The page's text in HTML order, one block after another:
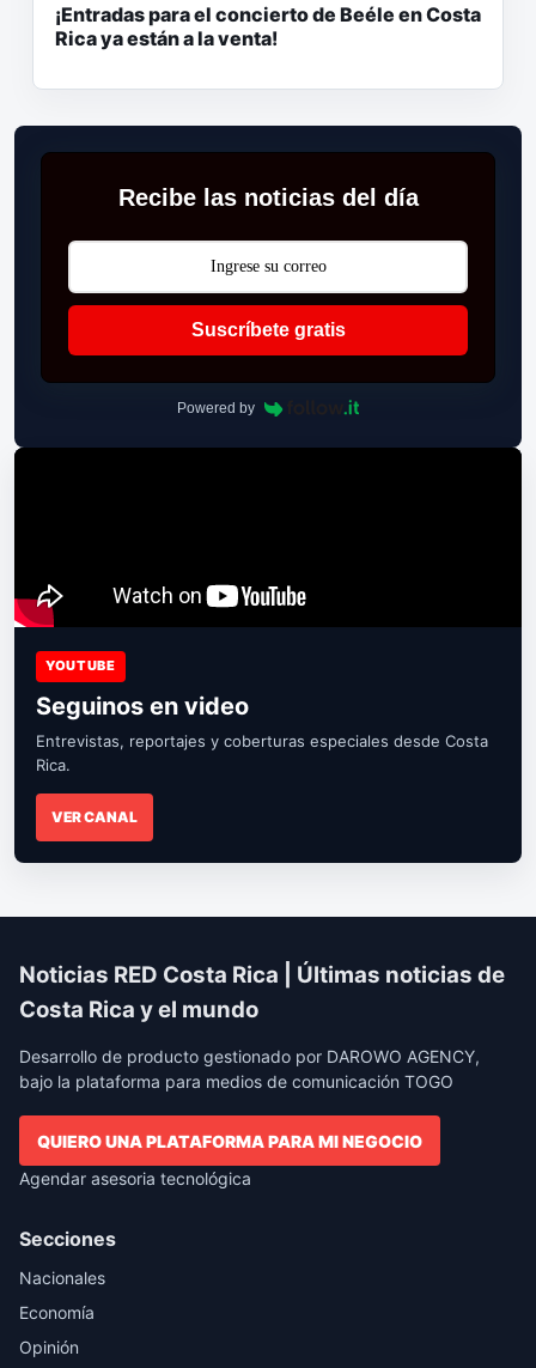
¡Entradas para el concierto de Beéle en Costa
Rica ya están a la venta!
Recibe las noticias del día
Suscríbete gratis
Powered by
YOUTUBE
Seguinos en video
Entrevistas, reportajes y coberturas especiales desde Costa
Rica.
VER CANAL
Noticias RED Costa Rica | Últimas noticias de
Costa Rica y el mundo
Desarrollo de producto gestionado por DAROWO AGENCY,
bajo la plataforma para medios de comunicación TOGO
QUIERO UNA PLATAFORMA PARA MI NEGOCIO
Agendar asesoria tecnológica
Secciones
Nacionales
Economía
Opinión